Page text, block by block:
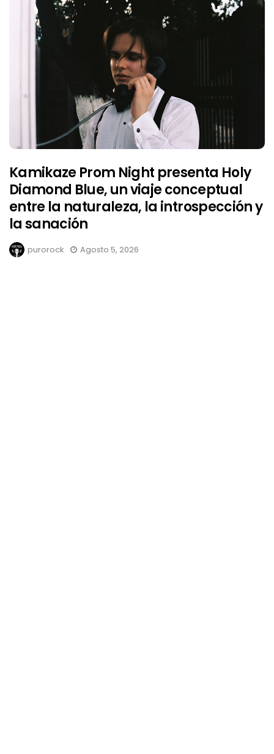
Kamikaze Prom Night presenta Holy
Diamond Blue, un viaje conceptual
entre la naturaleza, la introspección y
la sanación
purorock Agosto 5, 2026